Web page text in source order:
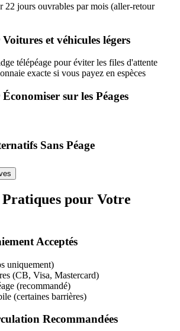
22 jours ouvrables par mois (aller-retour
et véhicules légers
télépéage pour éviter les files d'attente
exacte si vous payez en espèces
sur les Péages
Sans Péage
pour Votre
Acceptés
uniquement)
(CB, Visa, Mastercard)
(recommandé)
(certaines barrières)
Recommandées